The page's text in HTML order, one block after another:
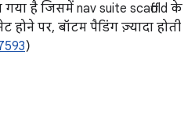
है जिसमें nav suite scaffold के
होने पर, बॉटम पैडिंग ज़्यादा होती
)